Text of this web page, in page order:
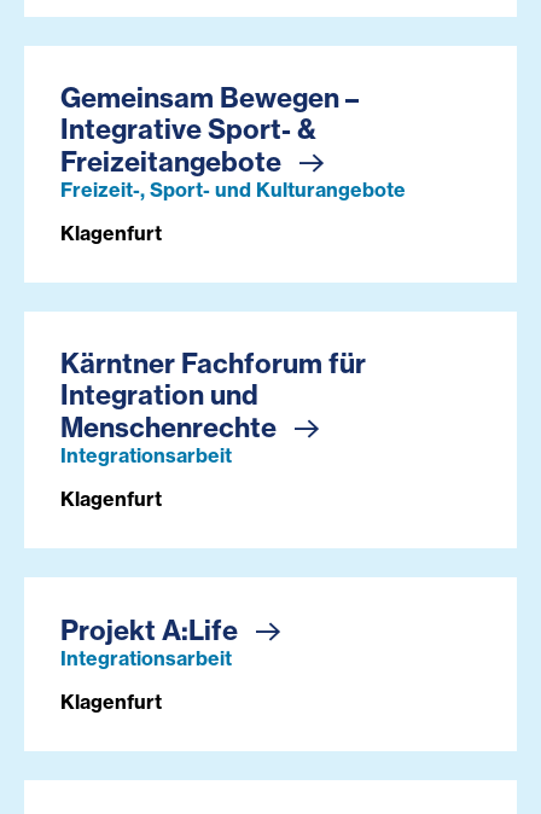
Gemeinsam Bewegen –
Integrative Sport- &
Freizeitangebote
Freizeit-, Sport- und Kulturangebote
Klagenfurt
Kärntner Fachforum für
Integration und
Menschenrechte
Integrationsarbeit
Klagenfurt
Projekt A:Life
Integrationsarbeit
Klagenfurt